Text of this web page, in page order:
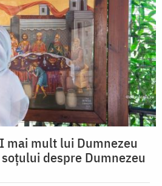
mai mult lui Dumnezeu
despre Dumnezeu